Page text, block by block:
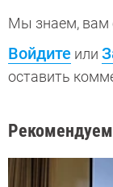
Мы знаем, вам
Войдите или
оставить
Рекомендуем